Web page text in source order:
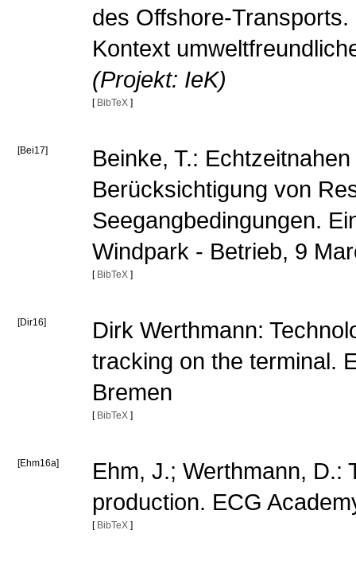
des Offshore-
Kontext
(Projekt: IeK)
[ BibTeX ]
[Bei17]
Beinke, T.:
Berücksichtigung von
Seegangbedingungen.
Windpark - Betrieb, 9
[ BibTeX ]
[Dir16]
Dirk Werthmann:
tracking on the terminal.
Bremen
[ BibTeX ]
[Ehm16a]
Ehm, J.; Werthmann, D.:
production. ECG
[ BibTeX ]